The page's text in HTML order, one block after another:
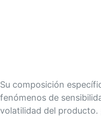
Su composición
fenómenos de
volatilidad del